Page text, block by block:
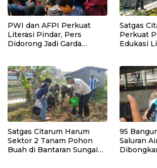
PWI dan AFPI Perkuat
Literasi Pindar, Pers
Didorong Jadi Garda
Satgas
Perkuat
Edukasi
Satgas Citarum Harum
Sektor 2 Tanam Pohon
Buah di Bantaran Sungai
95
Saluran